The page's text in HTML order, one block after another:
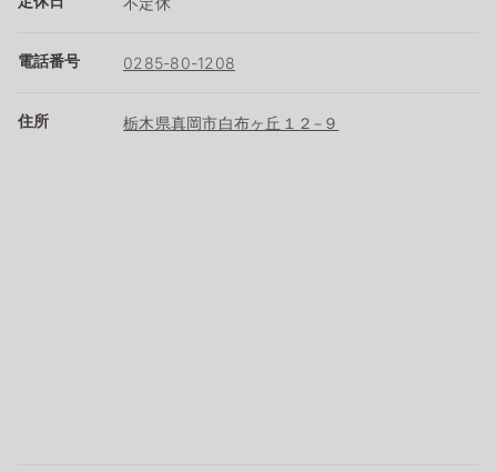
電話番号 0285-80-1208
住所 栃木県真岡市白布ヶ丘１２−９